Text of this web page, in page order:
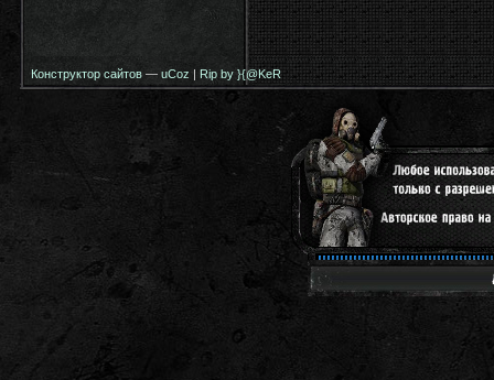
Конструктор сайтов — uCoz | Rip by }{@KeR